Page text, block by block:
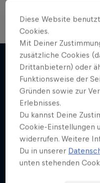
Mehr davon
Volare:
Das Leben des
Diese Website
Cookies.
Mit Deiner
zusätzliche Cookies
Drittanbietern) oder
Funktionsweise der
Gründen sowie zur
Erlebnisses.
Du kannst Deine
Cookie-Einstellungen
widerrufen. Weitere
Du in unserer
unten stehenden